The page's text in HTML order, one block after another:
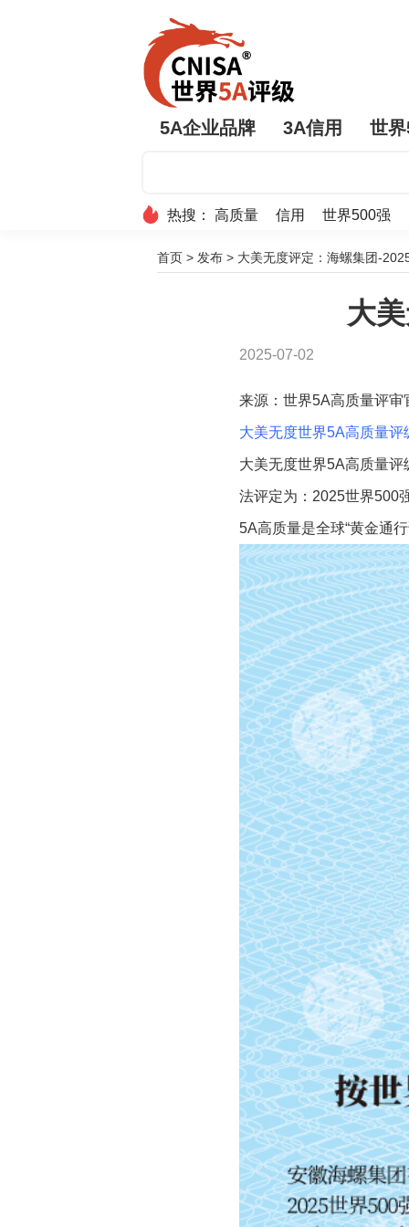
5A企业品牌 3A信用 世
热搜： 高质量 信用 世界500强
首页 > 发布 > 大美无度评定：海螺集团-
大
2025-07-02
来源：世界5A高质量评审
大美无度世界5A高质量
大美无度世界5A高质量
法评定为：2025世界500
5A高质量是全球“黄金通行